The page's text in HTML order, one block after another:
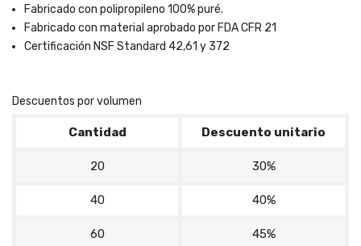
Fabricado con polipropileno 100% puré.
Fabricado con material aprobado por FDA CFR 21
Certificación NSF Standard 42,61 y 372
Descuentos por volumen
Cantidad Descuento unitario
20 30%
40 40%
60 45%